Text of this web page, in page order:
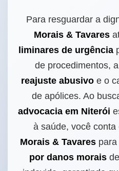
Para resguardar a
Morais & Tavares
liminares de urgência
de procedimentos,
reajuste abusivoe o
de apólices. Ao
advocacia em Niterói
à saúde, você
Morais & Tavarespara
por danos morais